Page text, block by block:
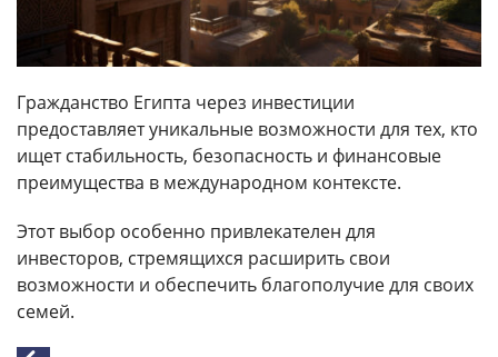
Гражданство Египта через инвестиции
предоставляет уникальные возможности для тех, кто
ищет стабильность, безопасность и финансовые
преимущества в международном контексте.
Этот выбор особенно привлекателен для
инвесторов, стремящихся расширить свои
возможности и обеспечить благополучие для своих
семей.